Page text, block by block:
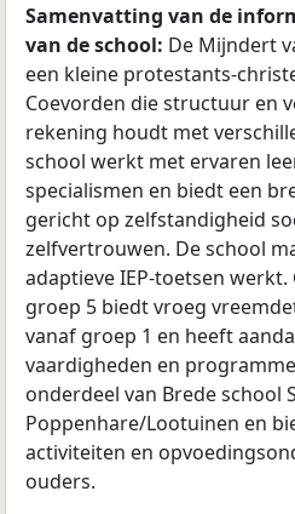
Samenvatting van de
van de school: De Mijndert
een kleine protestants-
Coevorden die structuur en
rekening houdt met
school werkt met ervaren
specialismen en biedt een
gericht op zelfstandigheid
zelfvertrouwen. De school
adaptieve IEP-toetsen
groep 5 biedt vroeg
vanaf groep 1 en heeft
vaardigheden en
onderdeel van Brede school
Poppenhare/Lootuinen en
activiteiten en
ouders.